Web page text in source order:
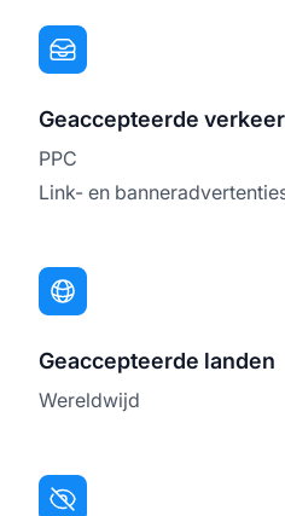
Geaccepteerde
PPC
Link- en
Geaccepteerde landen
Wereldwijd